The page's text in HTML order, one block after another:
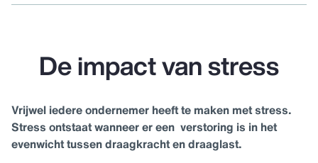
De impact van stress
Vrijwel iedere ondernemer heeft te maken met stress.
Stress ontstaat wanneer er een verstoring is in het
evenwicht tussen draagkracht en draaglast.